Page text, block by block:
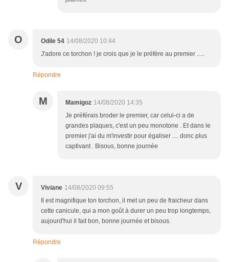
O Odile 54 14/08/2020 10:44
J'adore ce torchon ! je crois que je le préfère au premier .....
Répondre
M Mamigoz 14/08/2020 14:35
Je préférais broder le premier, car celui-ci a de
grandes plaques, c'est un peu monotone . Et dans le
premier j'ai du m'investir pour égaliser .... donc plus
captivant . Bisous, bonne journée
V Viviane 14/08/2020 09:55
Il est magnifique ton torchon, il met un peu de fraicheur dans
cette canicule, qui a mon goût à durer un peu trop longtemps,
aujourd'hui il fait bon, bonne journée et bisous.
Répondre